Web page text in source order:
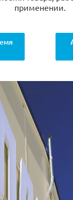
применении.